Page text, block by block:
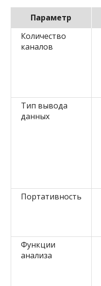
Параметр
Количество
каналов
Тип вывода
данных
Портативность
Функции
анализа